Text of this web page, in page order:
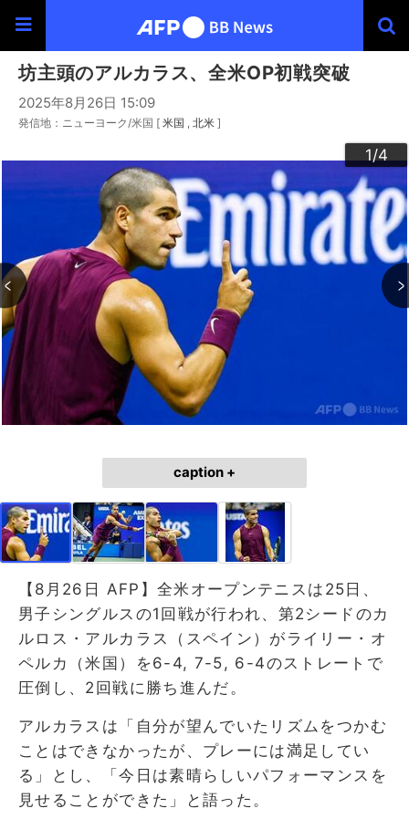
坊主頭のアルカラス、全米OP初戦突破
2025年8月26日 15:09
発信地：ニューヨーク/米国 [ 米国 北米 ]
1/4
2/4
3/4
4/4
caption +
【8月26日 AFP】全米オープンテニスは25日、
男子シングルスの1回戦が行われ、第2シードのカ
ルロス・アルカラス（スペイン）がライリー・オ
ペルカ（米国）を6-4, 7-5, 6-4のストレートで
圧倒し、2回戦に勝ち進んだ。
アルカラスは「自分が望んでいたリズムをつかむ
ことはできなかったが、プレーには満足してい
る」とし、「今日は素晴らしいパフォーマンスを
見せることができた」と語った。